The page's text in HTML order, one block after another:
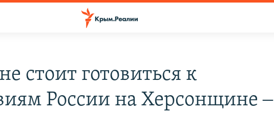
стоит готовиться к
России на Херсонщине ‒